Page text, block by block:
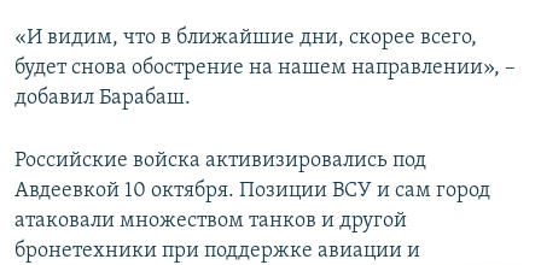
«И видим, что в ближайшие дни, скорее всего,
будет снова обострение на нашем направлении», –
добавил Барабаш.
Российские войска активизировались под
Авдеевкой 10 октября. Позиции ВСУ и сам город
атаковали множеством танков и другой
бронетехники при поддержке авиации и